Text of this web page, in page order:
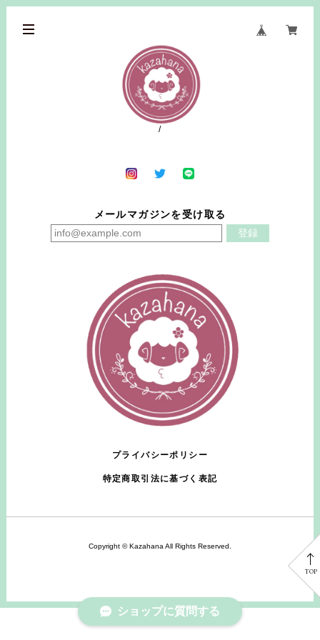
メールマガジンを受け取る
登録
プライバシーポリシー
特定商取引法に基づく表記
Copyright © Kazahana All Rights Reserved.
TOP
ショップに質問する